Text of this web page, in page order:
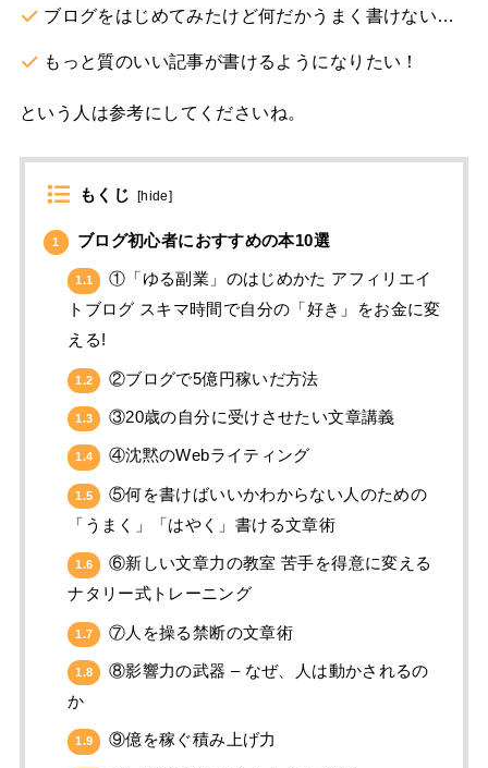
ブログをはじめてみたけど何だかうまく書けない…
もっと質のいい記事が書けるようになりたい！
という人は参考にしてくださいね。
もくじ [hide]
1 ブログ初心者におすすめの本10選
1.1
①「ゆる副業」のはじめかた アフィリエイ
トブログ スキマ時間で自分の「好き」をお金に変
える!
1.2 ②ブログで5億円稼いだ方法
1.3 ③20歳の自分に受けさせたい文章講義
1.4 ④沈黙のWebライティング
1.5
⑤何を書けばいいかわからない人のための
「うまく」「はやく」書ける文章術
1.6
⑥新しい文章力の教室 苦手を得意に変える
ナタリー式トレーニング
1.7 ⑦人を操る禁断の文章術
1.8
⑧影響力の武器 – なぜ、人は動かされるの
か
1.9 ⑨億を稼ぐ積み上げ力